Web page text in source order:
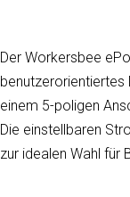
Der Workersbee
benutzerorientiertes
einem 5-poligen
Die einstellbaren
zur idealen Wahl für